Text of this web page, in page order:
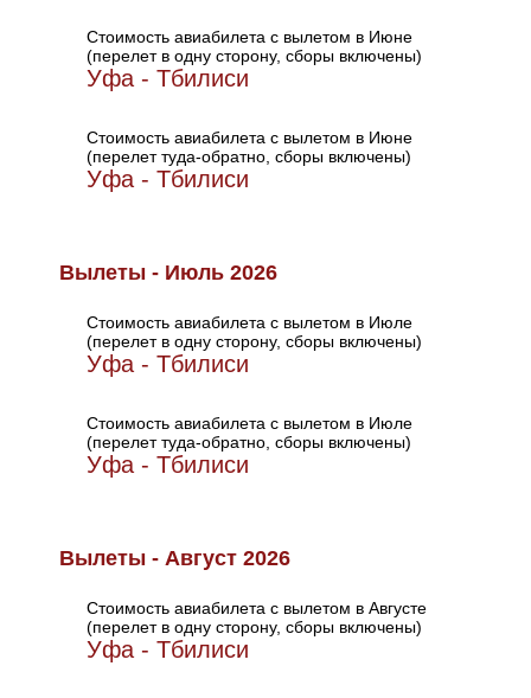
Стоимость авиабилета с вылетом в Июне
(перелет в одну сторону, сборы включены)
Уфа - Тбилиси
Стоимость авиабилета с вылетом в Июне
(перелет туда-обратно, сборы включены)
Уфа - Тбилиси
Вылеты - Июль 2026
Стоимость авиабилета с вылетом в Июле
(перелет в одну сторону, сборы включены)
Уфа - Тбилиси
Стоимость авиабилета с вылетом в Июле
(перелет туда-обратно, сборы включены)
Уфа - Тбилиси
Вылеты - Август 2026
Стоимость авиабилета с вылетом в Августе
(перелет в одну сторону, сборы включены)
Уфа - Тбилиси